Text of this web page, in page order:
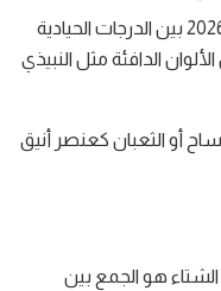
تتنوّع ألوان الكعب الكلاسيكي في شتاء 2026 بين الدرجات الحيادية
الدافئة مثل النبيذي
أو الثعبان كعنصر أنيق
هو الجمع بين